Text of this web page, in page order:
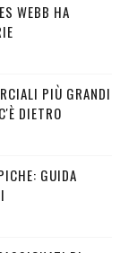
WEBB HA
PIÙ GRANDI
DIETRO
GUIDA